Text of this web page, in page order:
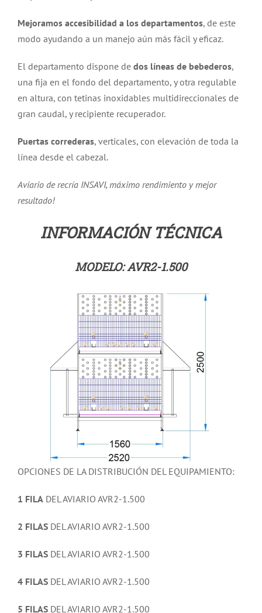
Mejoramos accesibilidad a los departamentos, de este
modo ayudando a un manejo aún más fácil y eficaz.
El departamento dispone de dos líneas de bebederos,
una fija en el fondo del departamento, y otra regulable
en altura, con tetinas inoxidables multidireccionales de
gran caudal, y recipiente recuperador.
Puertas correderas, verticales, con elevación de toda la
línea desde el cabezal.
Aviario de recría INSAVI, máximo rendimiento y mejor
resultado!
INFORMACIÓN TÉCNICA
MODELO: AVR2-1.500
OPCIONES DE LA DISTRIBUCIÓN DEL EQUIPAMIENTO:
1 FILA DEL AVIARIO AVR2-1.500
2 FILASDEL AVIARIO AVR2-1.500
3 FILASDEL AVIARIO AVR2-1.500
4 FILASDEL AVIARIO AVR2-1.500
5 FILASDEL AVIARIO AVR2-1.500